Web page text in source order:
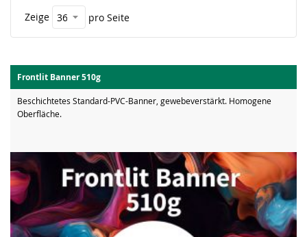
Zeige pro Seite
Frontlit Banner 510g
Beschichtetes Standard-PVC-Banner, gewebeverstärkt. Homogene
Oberfläche.